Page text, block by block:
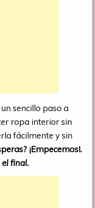
sencillo paso a
ropa interior sin
fácilmente y sin
¡Empecemos!.
el final.